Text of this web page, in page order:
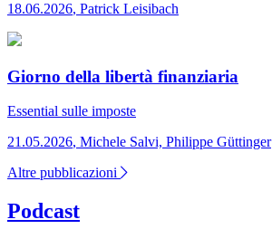
18.06.2026, Patrick Leisibach
Giorno della libertà finanziaria
Essential sulle imposte
21.05.2026, Michele Salvi, Philippe Güttinger
Altre pubblicazioni
Podcast